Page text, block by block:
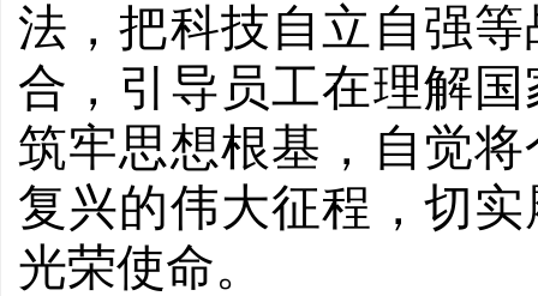
法，把科技自立自强
合，引导员工在理解
筑牢思想根基，自觉
复兴的伟大征程，切
光荣使命。